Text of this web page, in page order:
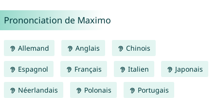
Prononciation de Maximo
Allemand Anglais Chinois
Espagnol Français Italien Japonais
Néerlandais Polonais Portugais